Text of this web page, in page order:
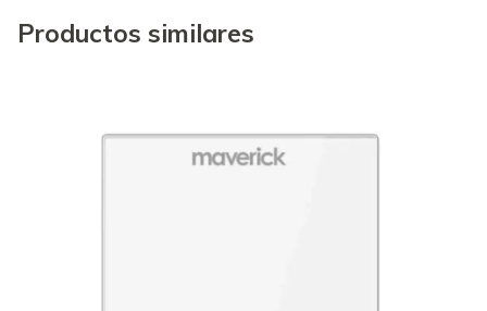
Productos similares